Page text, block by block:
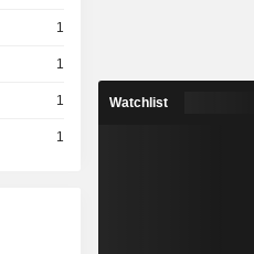
1
1
1
1
Watchlist